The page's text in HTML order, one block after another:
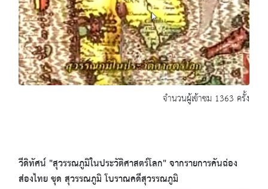
จำนวนผู้เข้าชม 1363 ครั้ง
วีดิทัศน์ "สุวรรณภูมิในประวัติศาสตร์โลก" จากรายการคันฉ่อง
ส่องไทย ชุด สุวรรณภูมิ โบราณคดีสุวรรณภูมิ